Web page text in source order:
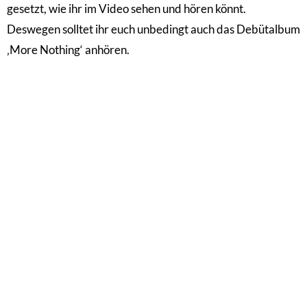
gesetzt, wie ihr im Video sehen und hören könnt.
Deswegen solltet ihr euch unbedingt auch das Debütalbum
‚More Nothing‘ anhören.